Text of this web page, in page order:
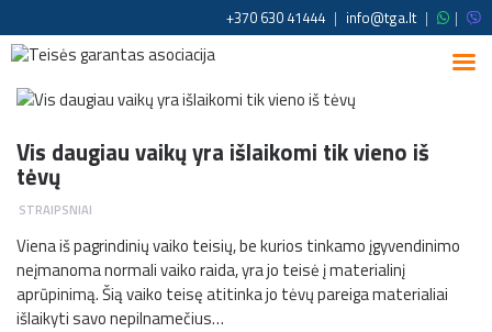
+370 630 41444 | info@tga.lt | |
Vis daugiau vaikų yra išlaikomi tik vieno iš
tėvų
STRAIPSNIAI
Viena iš pagrindinių vaiko teisių, be kurios tinkamo įgyvendinimo
neįmanoma normali vaiko raida, yra jo teisė į materialinį
aprūpinimą. Šią vaiko teisę atitinka jo tėvų pareiga materialiai
išlaikyti savo nepilnamečius…